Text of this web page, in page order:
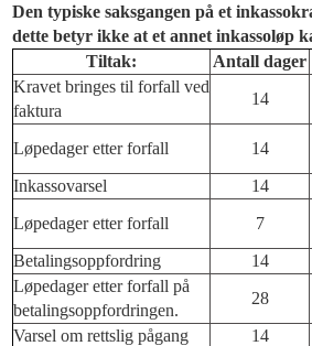
Den typiske saksgangen på et
dette betyr ikke at et annet inkassoløp
Tiltak:
Antall dager
Kravet bringes til forfall ved
faktura
14
Løpedager etter forfall 14
Inkassovarsel
14
Løpedager etter forfall
7
Betalingsoppfordring
14
Løpedager etter forfall på
betalingsoppfordringen.
28
Varsel om rettslig pågang
14